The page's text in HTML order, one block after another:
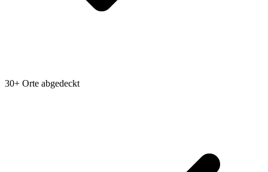
30+ Orte abgedeckt